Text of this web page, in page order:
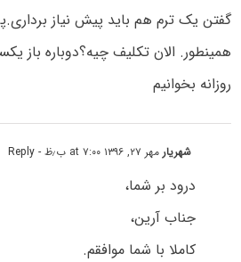
گفتن یک ترم هم باید پیش نیاز
همینطور. الان تکلیف چیه؟دوباره باز
روزانه بخوانیم
شهریارمهر ۲۷, ۱۳۹۶ at ۷:۰۰ ب٫ظ - Reply
درود بر شما،
جناب آرین،
کاملا با شما موافقم.